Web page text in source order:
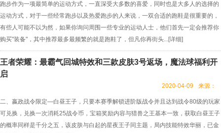
跑步作为一项最简单的运动方式，一直深受大多数的喜爱，同时也是大多人的选择的
运动方式，对于一些经常跑步以及热爱跑步的人来说，一双合适的跑鞋是很重要的，
有些人可能不以为然，如果你询问周围一些专业的运动人士，他们首先一定会推荐你
购买"装备"，其中推荐最多最频繁的就是跑鞋了，但凡你再街头...[详细]
王者荣耀：最霸气回城特效和三款皮肤3号返场，魔法球福利开
启
来源：
2020-04-09
二、嬴政战令限定—白昼王子，只要本赛季解锁进阶版战令并且达到战令80级的玩家
可兑换，兑换一次消耗25战令币，宝箱奖励内容与猎兽之王基本一致，获取白昼王子
的概率同样是千分之五，该皮肤与白起的星夜王子同主题，局内技能特效华丽，已金